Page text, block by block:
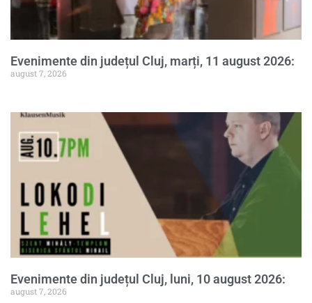
Evenimente din județul Cluj, marți, 11 august 2026:
august 7, 2026
Evenimente din județul Cluj, luni, 10 august 2026:
august 7, 2026